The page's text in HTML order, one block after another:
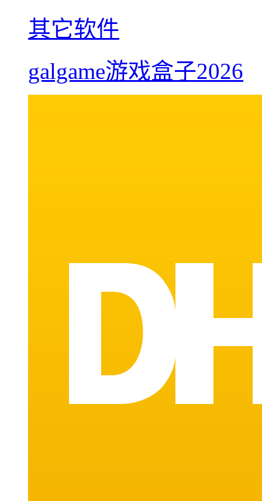
其它软件
galgame游戏盒子2026